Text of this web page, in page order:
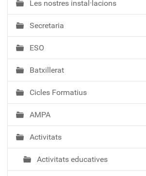
v
e
g
a
c
ó
Les nostres instal·lacions
Secretaria
ESO
Batxillerat
Cicles Formatius
AMPA
Activitats
Activitats educatives